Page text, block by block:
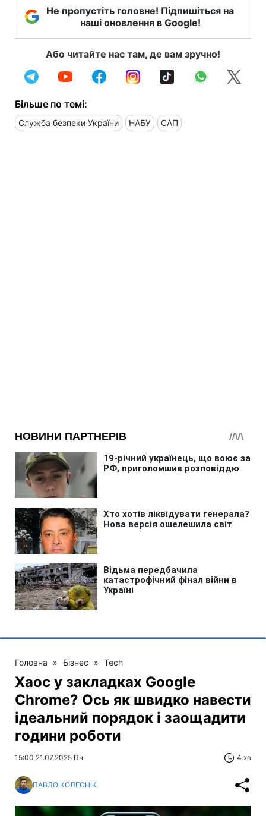
Не пропустіть головне! Підпишіться на
наші оновлення в Google!
Або читайте нас там, де вам зручно!
Більше по темі:
Служба безпеки України НАБУ САП
Головна » Бізнес » Tech
Хаос у закладках Google
Chrome? Ось як швидко навести
ідеальний порядок і заощадити
години роботи
15:00 21.07.2025 Пн 4 хв
ПАВЛО КОЛЕСНІК